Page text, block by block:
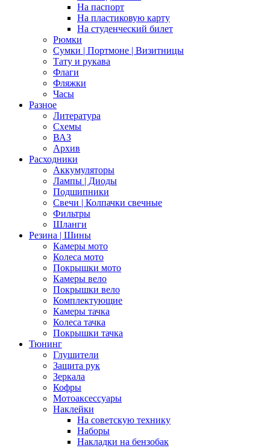
На паспорт
На пластиковую карту
На студенческий билет
Рюмки
Сумки | Портмоне | Визитницы
Тату и рукава
Флаги
Фляжки
Часы
Разное
Литература
Схемы
ВАЗ
Архив
Расходники
Аккумуляторы
Лампы | Диоды
Подшипники
Свечи | Колпачки свечные
Фильтры
Шланги
Резина | Шины
Камеры мото
Колеса мото
Покрышки мото
Камеры вело
Покрышки вело
Комплектующие
Камеры тачка
Колеса тачка
Покрышки тачка
Тюнинг
Глушители
Защита рук
Зеркала
Кофры
Мотоаксессуары
Наклейки
На советскую технику
Наборы
Накладки на бензобак